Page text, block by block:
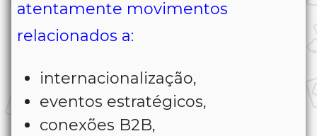
atentamente movimentos
relacionados a:
internacionalização,
eventos estratégicos,
conexões B2B,